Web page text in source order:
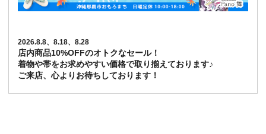
2026.8.8、8.18、8.28
店内商品10%OFFのオトクなセール！
着物や帯をお求めやすい価格で取り揃えております♪
ご来店、心よりお待ちしております！